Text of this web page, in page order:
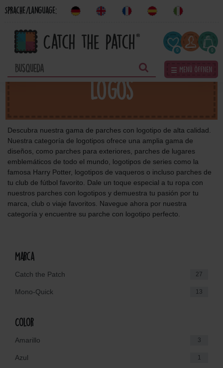
Sprache/Language:
0
☰ Menü öffnen
Logos
Descubra nuestra gama de parches con logotipo de alta calidad.
Nuestra categoría de logotipos ofrece una amplia gama de
diseños, como parches para exteriores, parches de lugares
emblemáticos de todo el mundo, logotipos de series como la
famosa Harry Potter, logotipos de vaqueros o incluso parches de
tu club de fútbol favorito. Dale un toque especial a tu ropa con
nuestros parches con logotipos y demuestra tu pasión por tu
marca, club o viaje favoritos. Navegue ahora por nuestra
categoría y encuentre su parche con logotipo perfecto.
Marca
Catch the Patch 27
Mono-Quick 13
Color
Amarillo 3
Azul 1